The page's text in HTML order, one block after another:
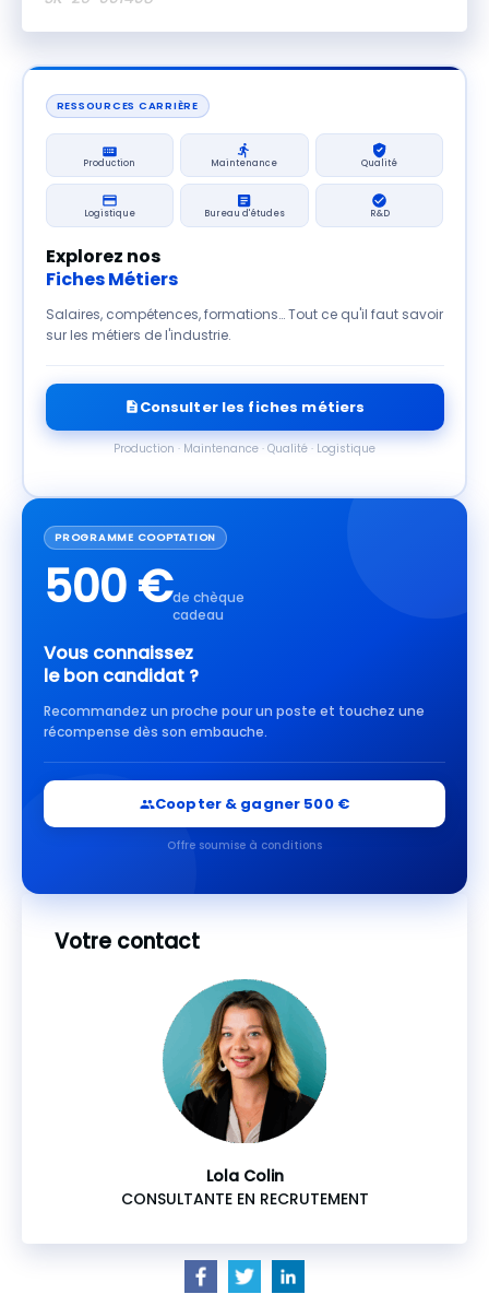
RESSOURCES CARRIÈRE
Production Maintenance Qualité
Logistique Bureau d'études R&D
Explorez nos
Fiches Métiers
Salaires, compétences, formations… Tout ce qu'il faut savoir
sur les métiers de l'industrie.
Consulter les fiches métiers
Production · Maintenance · Qualité · Logistique
PROGRAMME COOPTATION
500 €de chèque
cadeau
Vous connaissez
le bon candidat ?
Recommandez un proche pour un poste et touchez une
récompense dès son embauche.
Coopter & gagner 500 €
Offre soumise à conditions
Votre contact
Lola Colin
CONSULTANTE EN RECRUTEMENT